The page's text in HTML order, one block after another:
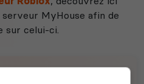
MyHouse afin de
sur celui-ci.